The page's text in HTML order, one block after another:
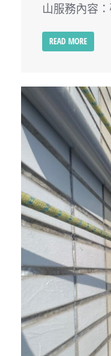
山服務內容
READ MORE